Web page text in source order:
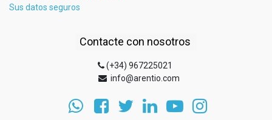
Sus datos seguros
Contacte con nosotros
(+34) 967225021
info@arentio.com